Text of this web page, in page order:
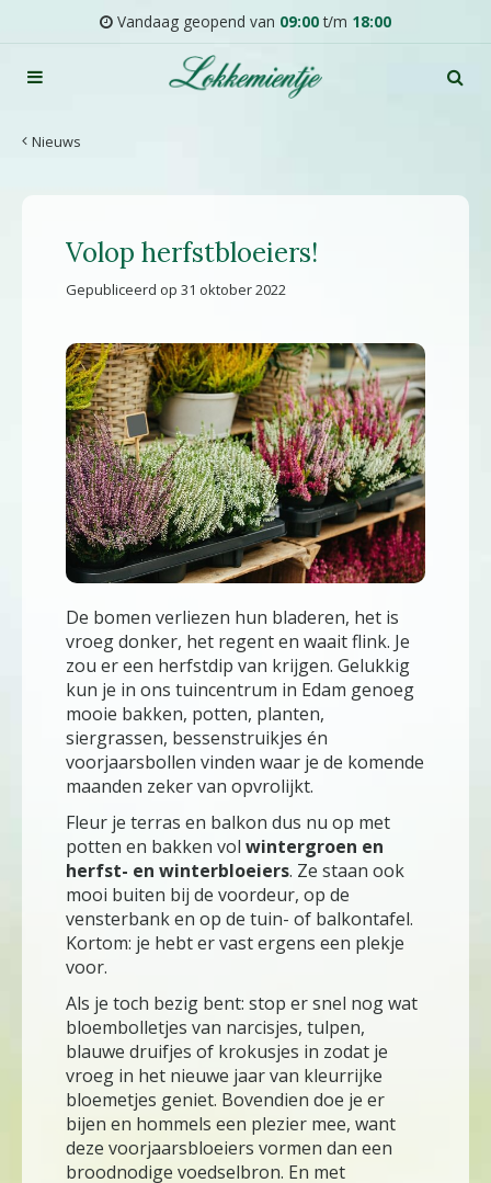
Nieuws
Vandaag geopend van 09:00t/m 18:00
Volop herfstbloeiers!
Gepubliceerd op 31 oktober 2022
De bomen verliezen hun bladeren, het is
vroeg donker, het regent en waait flink. Je
zou er een herfstdip van krijgen. Gelukkig
kun je in ons tuincentrum in Edam genoeg
mooie bakken, potten, planten,
siergrassen, bessenstruikjes én
voorjaarsbollen vinden waar je de komende
maanden zeker van opvrolijkt.
Fleur je terras en balkon dus nu op met
potten en bakken vol wintergroen en
herfst- en winterbloeiers. Ze staan ook
mooi buiten bij de voordeur, op de
vensterbank en op de tuin- of balkontafel.
Kortom: je hebt er vast ergens een plekje
voor.
Als je toch bezig bent: stop er snel nog wat
bloembolletjes van narcisjes, tulpen,
blauwe druifjes of krokusjes in zodat je
vroeg in het nieuwe jaar van kleurrijke
bloemetjes geniet. Bovendien doe je er
bijen en hommels een plezier mee, want
deze voorjaarsbloeiers vormen dan een
broodnodige voedselbron. En met